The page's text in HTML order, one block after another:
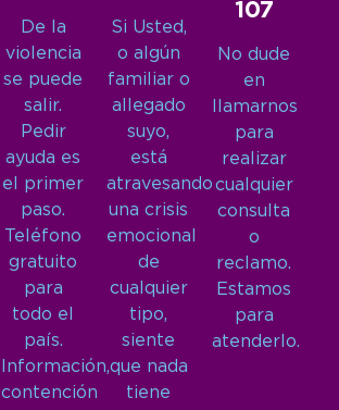
De la
violencia
se puede
salir.
Pedir
ayuda es
el primer
paso.
Teléfono
gratuito
para
todo el
país.
Información,
contención
Si Usted,
o algún
familiar o
allegado
suyo,
está
atravesando
una crisis
emocional
de
cualquier
tipo,
siente
que nada
tiene
107
No dude
en
llamarnos
para
realizar
cualquier
consulta
o
reclamo.
Estamos
para
atenderlo.